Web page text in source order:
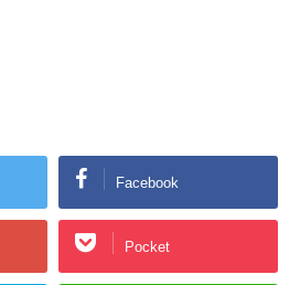
Facebook
Pocket